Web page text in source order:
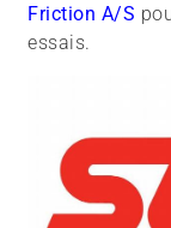
Friction A/S
essais.